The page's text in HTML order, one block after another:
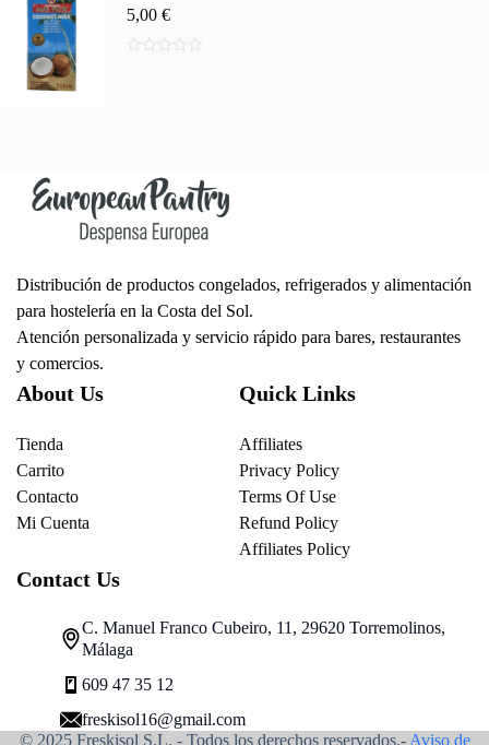
5,00 €
Distribución de productos congelados, refrigerados y alimentación
para hostelería en la Costa del Sol.
Atención personalizada y servicio rápido para bares, restaurantes
y comercios.
About Us
Tienda
Carrito
Contacto
Mi Cuenta
Quick Links
Affiliates
Privacy Policy
Terms Of Use
Refund Policy
Affiliates Policy
Contact Us
C. Manuel Franco Cubeiro, 11, 29620 Torremolinos,
Málaga
609 47 35 12
freskisol16@gmail.com
© 2025 Freskisol S.L. - Todos los derechos reservados.- Aviso de